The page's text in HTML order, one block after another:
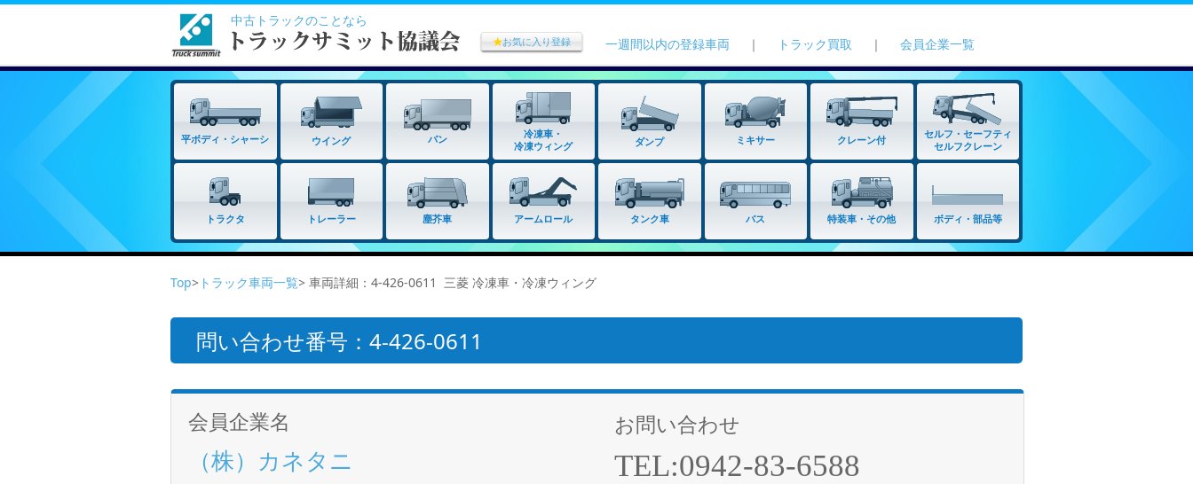
中古トラックのことなら
★お気に入り登録 一週間以内の登録車両 ｜ トラック買取 ｜ 会員企業一覧
平ボディ・シャーシ ウイング バン
冷凍車・
冷凍ウィング
ダンプ ミキサー クレーン付
セルフ・セーフティ
セルフクレーン
トラクタ トレーラー 塵芥車 アームロール タンク車 バス 特装車・その他 ボディ・部品等
Top> トラック車両一覧> 車両詳細：4-426-0611 三菱 冷凍車・冷凍ウィング
問い合わせ番号：4-426-0611
会員企業名
（株）カネタニ
お問い合わせ
TEL:0942-83-6588